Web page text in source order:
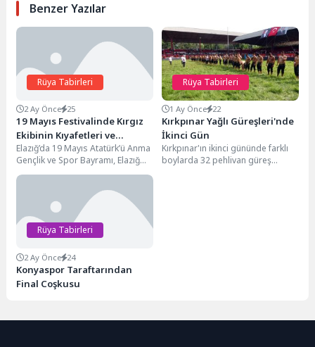
Benzer Yazılar
Rüya Tabirleri
2 Ay Önce 25
19 Mayıs Festivalinde Kırgız
Ekibinin Kıyafetleri ve
Müzikleri Hayran Bıraktı
Elazığ’da 19 Mayıs Atatürk’ü Anma
Gençlik ve Spor Bayramı, Elazığ
Gençlik ve Spor İl Müdürlüğü...
Rüya Tabirleri
1 Ay Önce 22
Kırkpınar Yağlı Güreşleri'nde
İkinci Gün
Kırkpınar'ın ikinci gününde farklı
boylarda 32 pehlivan güreş
Rüya Tabirleri
2 Ay Önce 24
Konyaspor Taraftarından
Final Coşkusu